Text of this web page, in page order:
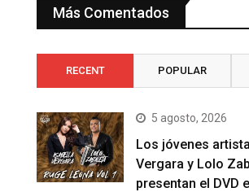
Más Comentados
RECENT POPULAR
5 agosto, 2026
Los jóvenes
Vergara y Lolo
presentan el DVD